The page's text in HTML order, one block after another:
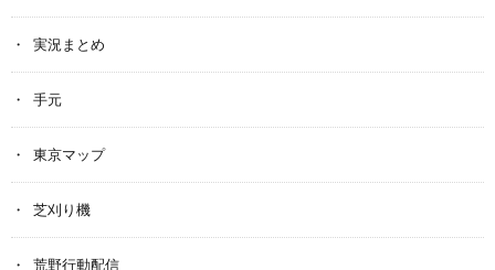
実況まとめ
手元
東京マップ
芝刈り機
荒野行動配信